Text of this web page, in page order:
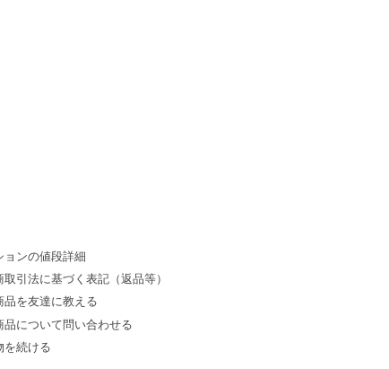
ョンの値段詳細
取引法に基づく表記（返品等）
品を友達に教える
品について問い合わせる
を続ける